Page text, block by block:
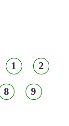
1 2
8 9